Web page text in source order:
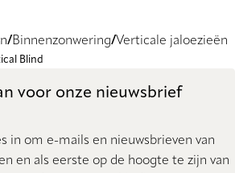
Binnenzonwering Verticale jaloezieën
Blind
voor onze nieuwsbrief
in om e-mails en nieuwsbrieven van
en als eerste op de hoogte te zijn van